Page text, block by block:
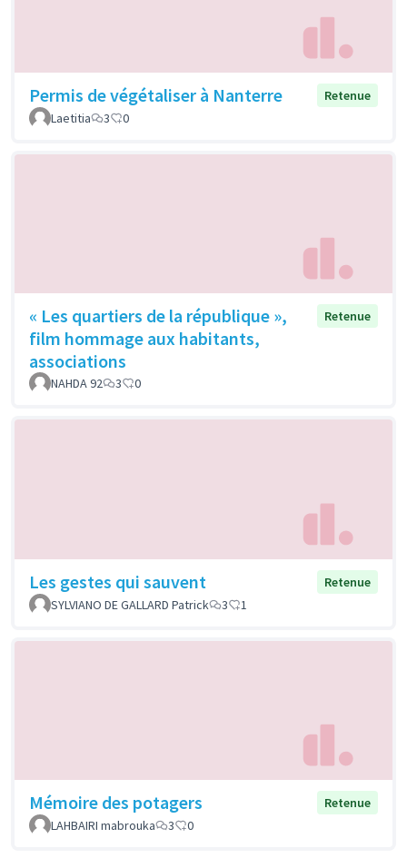
Permis de végétaliser à Nanterre
Retenue
Laetitia
3 0
« Les quartiers de la république »,
film hommage aux habitants,
associations
Retenue
NAHDA 92 3 0
Les gestes qui sauvent
Retenue
SYLVIANO DE GALLARD Patrick
3 1
Mémoire des potagers
Retenue
LAHBAIRI mabrouka
3 0